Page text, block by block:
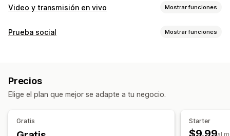
Video y transmisión en vivo Mostrar funciones
Gestión de videos
Personalización
Widget de videos
Carruseles
Adaptación a dispositivos móviles
Prueba social Mostrar funciones
Precios
Elige el plan que mejor se adapte a tu negocio.
Gratis Starter
al